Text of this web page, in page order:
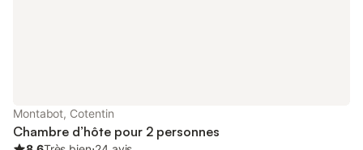
Montabot, Cotentin
Chambre d’hôte pour 2 personnes